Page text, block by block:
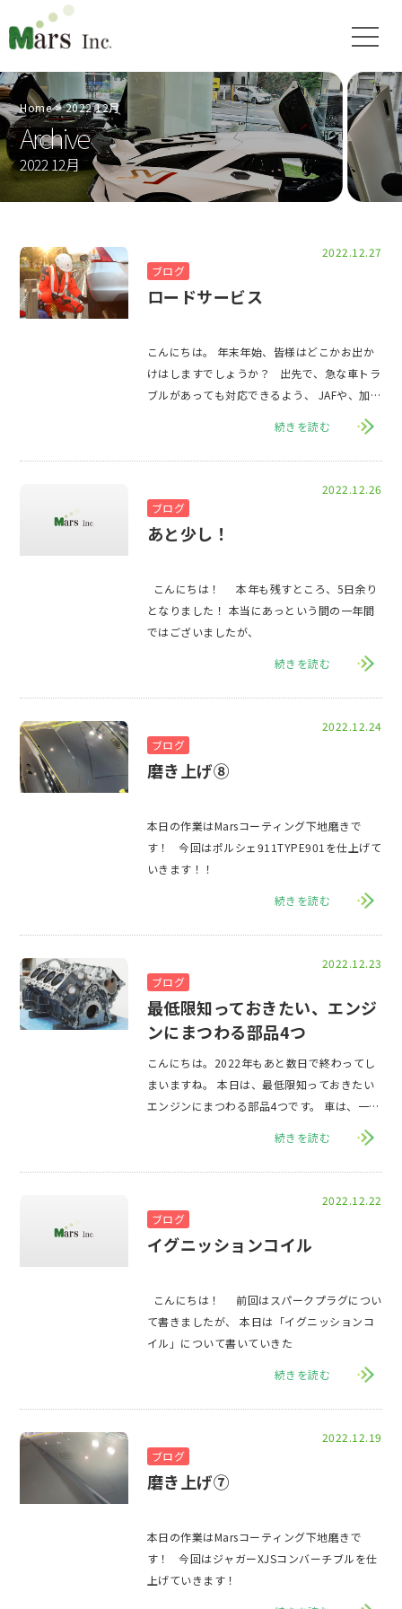
Home 2022 12月
Archive
2022 12月
2022.12.27
ブログ
ロードサービス
こんにちは。 年末年始、皆様はどこかお出か
けはしますでしょうか？ 出先で、急な車トラ
ブルがあっても対応できるよう、 JAFや、加入
続きを読む
2022.12.26
ブログ
あと少し！
となりました！ 本当にあっという間の一年間
ではございましたが、
続きを読む
2022.12.24
ブログ
磨き上げ⑧
本日の作業はMarsコーティング下地磨きで
す！ 今回はポルシェ911TYPE901を仕上げて
続きを読む
2022.12.23
ブログ
最低限知っておきたい、エンジ
ンにまつわる部品4つ
こんにちは。2022年もあと数日で終わってし
まいますね。 本日は、最低限知っておきたい
エンジンにまつわる部品4つです。 車は、一台
続きを読む
2022.12.22
ブログ
イグニッションコイル
て書きましたが、 本日は「イグニッションコ
イル」について書いていきた
続きを読む
2022.12.19
ブログ
磨き上げ⑦
本日の作業はMarsコーティング下地磨きで
す！ 今回はジャガーXJSコンバーチブルを仕